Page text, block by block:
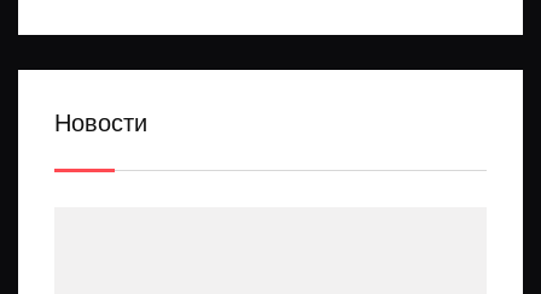
Новости